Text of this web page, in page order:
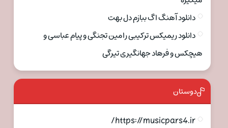
دانلود آهنگ اگ ببازم دل بهت
دانلود ریمیکس ترکیبی رامین تجنگی و پیام عباسی و
هیچکس و فرهاد جهانگیری تیرگی
دوستان
https://musicpars4.ir/